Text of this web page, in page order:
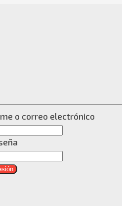
o correo electrónico